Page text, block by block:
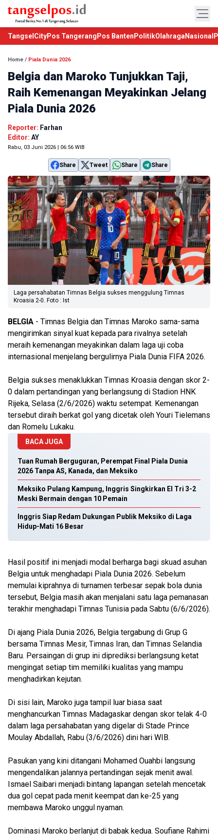
TangselCityPos Tangerang Pos Banten PolitikOlahraga Nasional
Home / Piala Dunia 2026
Belgia dan Maroko Tunjukkan Taji,
Raih Kemenangan Meyakinkan Jelang
Piala Dunia 2026
Reporter: Farhan
Editor: AY
Rabu, 03 Juni 2026 | 06:56 WIB
Share Tweet Share Share
Laga persahabatan Timnas Belgia sukses menggulung Timnas
Kroasia 2-0. Foto : Ist
BELGIA - Timnas Belgia dan Timnas Maroko sama-sama
mengirimkan sinyal kuat kepada para rivalnya setelah
meraih kemenangan meyakinkan dalam laga uji coba
internasional menjelang bergulirnya Piala Dunia FIFA 2026.
Belgia sukses menaklukkan Timnas Kroasia dengan skor 2-
0 dalam pertandingan yang berlangsung di Stadion HNK
Rijeka, Selasa (2/6/2026) waktu setempat. Kemenangan
tersebut diraih berkat gol yang dicetak oleh Youri Tielemans
dan Romelu Lukaku.
BACA JUGA
Tuan Rumah Berguguran, Perempat Final Piala Dunia
2026 Tanpa AS, Kanada, dan Meksiko
Meksiko Pulang Kampung, Inggris Singkirkan El Tri 3-2
Meski Bermain dengan 10 Pemain
Inggris Siap Redam Dukungan Publik Meksiko di Laga
Hidup-Mati 16 Besar
Hasil positif ini menjadi modal berharga bagi skuad asuhan
Belgia untuk menghadapi Piala Dunia 2026. Sebelum
memulai kiprahnya di turnamen terbesar sepak bola dunia
tersebut, Belgia masih akan menjalani satu laga pemanasan
terakhir menghadapi Timnas Tunisia pada Sabtu (6/6/2026).
Di ajang Piala Dunia 2026, Belgia tergabung di Grup G
bersama Timnas Mesir, Timnas Iran, dan Timnas Selandia
Baru. Persaingan di grup ini diprediksi berlangsung ketat
mengingat setiap tim memiliki kualitas yang mampu
menghadirkan kejutan.
Di sisi lain, Maroko juga tampil luar biasa saat
menghancurkan Timnas Madagaskar dengan skor telak 4-0
dalam laga persahabatan yang digelar di Stade Prince
Moulay Abdallah, Rabu (3/6/2026) dini hari WIB.
Pasukan yang kini ditangani Mohamed Ouahbi langsung
mengendalikan jalannya pertandingan sejak menit awal.
Ismael Saibari menjadi bintang lapangan setelah mencetak
dua gol cepat pada menit keempat dan ke-25 yang
membawa Maroko unggul nyaman.
Dominasi Maroko berlanjut di babak kedua. Soufiane Rahimi